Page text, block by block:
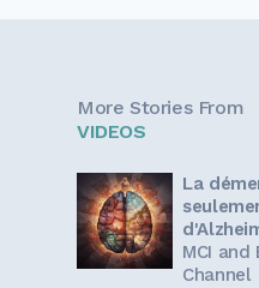
More Stories From
VIDEOS
La
MCI and
Channel